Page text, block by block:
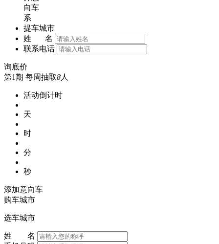
向车
系
提车城市
姓 名
联系电话
询底价
第1期 每周抽取8人
活动倒计时
天
时
分
秒
添加意向车
购车城市
选车城市
姓 名